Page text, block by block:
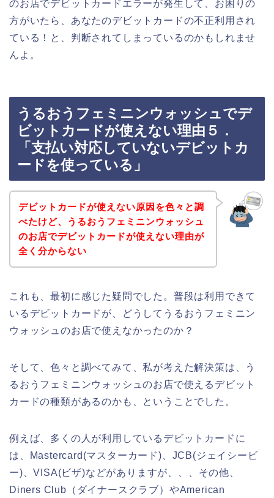
のお店でデビットカードエラーが発生して、お困りの
方がいたら、あなたのデビットカードの不正利用され
ている！と、判断されてしまっているのかもしれませ
んよ。
うるおうフェミニンウォッシュでデ
ビットカードが使えない理由５．
「支払い対応していないデビットカ
ードを使っている」
デビットカードが使えない原因を色々と調
べたけど、うるおうフェミニンウォッシュ
のお店でデビットカードが使えない理由が
全く分からない
これも、最初に感じた疑問でした。普段は利用できて
いるデビットカードが、どうしてうるおうフェミニン
ウォッシュのお店で使えなかったのか？
そして、色々と調べてみて、私が考えた解決策は、う
るおうフェミニンウォッシュのお店で使えるデビット
カードの種類があるのかも、ということでした。
例えば、多くの人が利用しているデビットカードに
は、Mastercard(マスターカード)、JCB(ジェイシービ
ー)、VISA(ビザ)などがありますが、、、その他、
Diners Club（ダイナースクラブ）やAmerican